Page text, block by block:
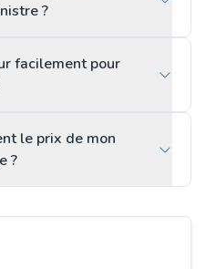
?
facilement pour
le prix de mon
?